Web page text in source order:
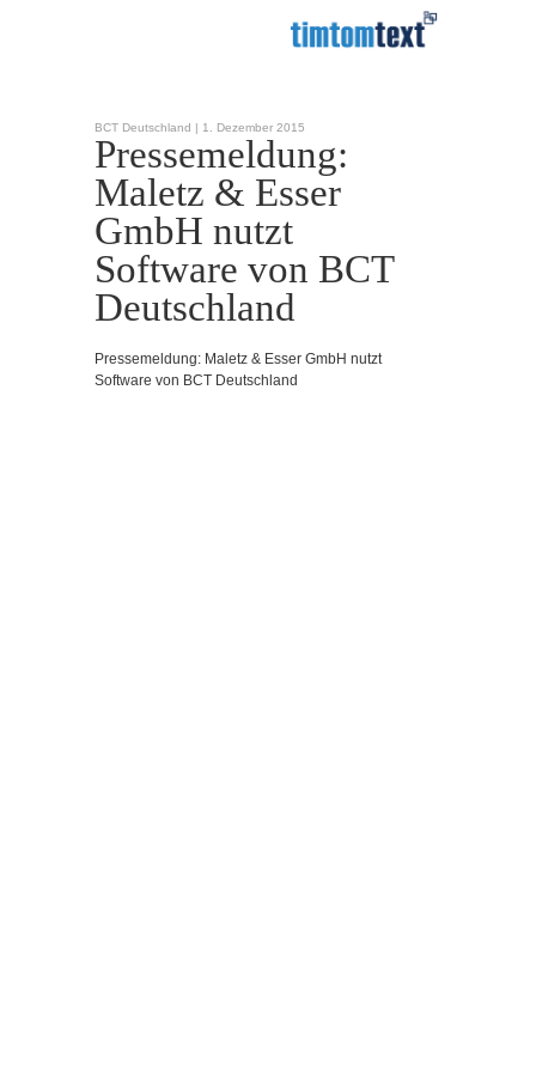
BCT Deutschland | 1. Dezember 2015
Pressemeldung:
Maletz & Esser
GmbH nutzt
Software von BCT
Deutschland
Pressemeldung: Maletz & Esser GmbH nutzt
Software von BCT Deutschland